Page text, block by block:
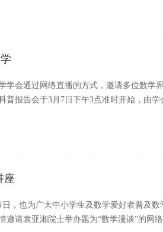
会通过网络直播的方式，邀请多位数学
报告会于3月7日下午3点准时开始，由学
座
，也为广大中小学生及数学爱好者普及数
请袁亚湘院士举办题为“数学漫谈”的网